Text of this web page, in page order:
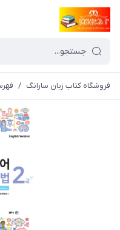
فروشگاه کتاب زبان سارانگ /